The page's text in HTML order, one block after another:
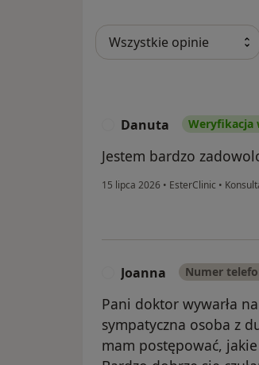
Danuta Weryfikacja
Jestem bardzo
15 lipca 2026 • EsterClinic •
Joanna Numer
Pani doktor wywarła
sympatyczna osoba z
mam postępować,